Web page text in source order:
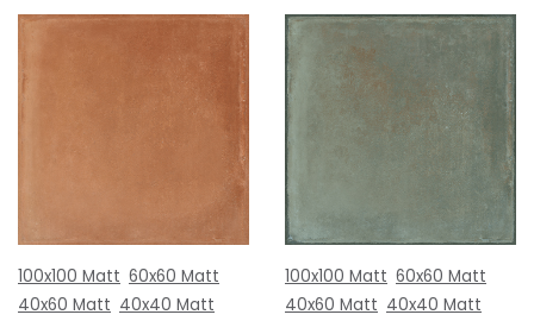
100x100 Matt 60x60 Matt
40x60 Matt 40x40 Matt
100x100 Matt 60x60 Matt
40x60 Matt 40x40 Matt